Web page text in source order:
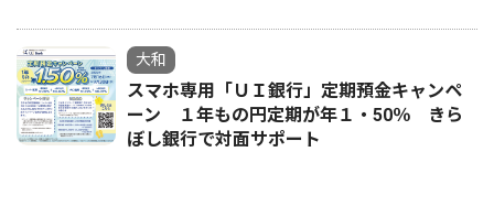
大和
スマホ専用「ＵＩ銀行」定期預金キャンペ
ーン １年もの円定期が年１・50％ きら
ぼし銀行で対面サポート